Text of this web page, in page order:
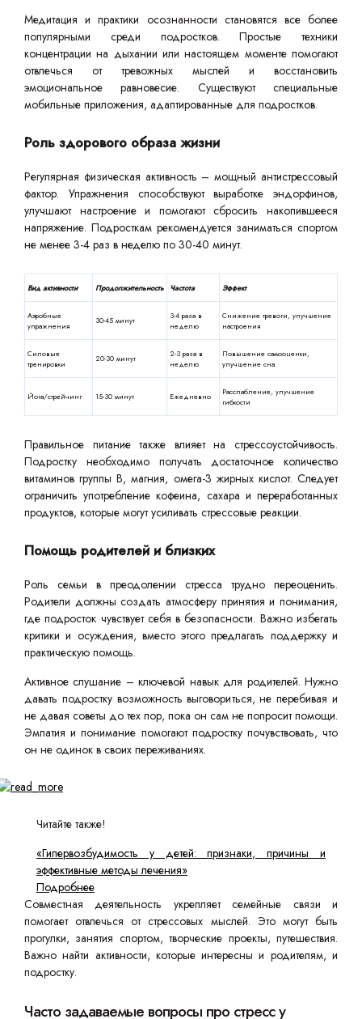
Медитация и практики осознанности становятся все более
популярными среди подростков. Простые техники
концентрации на дыхании или настоящем моменте помогают
отвлечься от тревожных мыслей и восстановить
эмоциональное равновесие. Существуют специальные
мобильные приложения, адаптированные для подростков.
Роль здорового образа жизни
Регулярная физическая активность – мощный антистрессовый
фактор. Упражнения способствуют выработке эндорфинов,
улучшают настроение и помогают сбросить накопившееся
напряжение. Подросткам рекомендуется заниматься спортом
не менее 3-4 раз в неделю по 30-40 минут.
Вид активности Продолжительность Частота Эффект
Аэробные
упражнения
30-45 минут
3-4 раза в
неделю
Снижение тревоги, улучшение
настроения
Силовые
тренировки
20-30 минут
2-3 раза в
неделю
Повышение самооценки,
улучшение сна
Йога/стрейчинг 15-30 минут Ежедневно
Расслабление, улучшение
гибкости
Правильное питание также влияет на стрессоустойчивость.
Подростку необходимо получать достаточное количество
витаминов группы B, магния, омега-3 жирных кислот. Следует
ограничить употребление кофеина, сахара и переработанных
продуктов, которые могут усиливать стрессовые реакции.
Помощь родителей и близких
Роль семьи в преодолении стресса трудно переоценить.
Родители должны создать атмосферу принятия и понимания,
где подросток чувствует себя в безопасности. Важно избегать
критики и осуждения, вместо этого предлагать поддержку и
практическую помощь.
Активное слушание – ключевой навык для родителей. Нужно
давать подростку возможность выговориться, не перебивая и
не давая советы до тех пор, пока он сам не попросит помощи.
Эмпатия и понимание помогают подростку почувствовать, что
он не одинок в своих переживаниях.
Читайте также!
«Гипервозбудимость у детей: признаки, причины и
эффективные методы лечения»
Подробнее
Совместная деятельность укрепляет семейные связи и
помогает отвлечься от стрессовых мыслей. Это могут быть
прогулки, занятия спортом, творческие проекты, путешествия.
Важно найти активности, которые интересны и родителям, и
подростку.
Часто задаваемые вопросы про стресс у